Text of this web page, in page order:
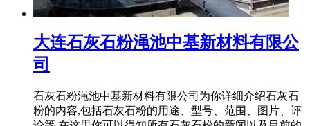
大连石灰石粉渑池中基新材料有限公
司
石灰石粉渑池中基新材料有限公司为你详细介绍石灰石
粉的内容,包括石灰石粉的用途、型号、范围、图片、评